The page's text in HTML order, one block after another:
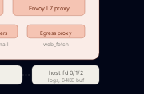
Envoy L7 proxy
Egress proxy
web_fetch
host fd 0/1/2
logs, 64KB buf